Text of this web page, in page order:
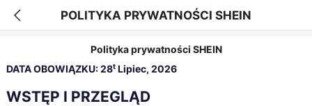
POLITYKA PRYWATNOŚCI SHEIN
Polityka prywatności SHEIN
DATA OBOWIĄZKU: 28t Lipiec, 2026
WSTĘP I PRZEGLĄD